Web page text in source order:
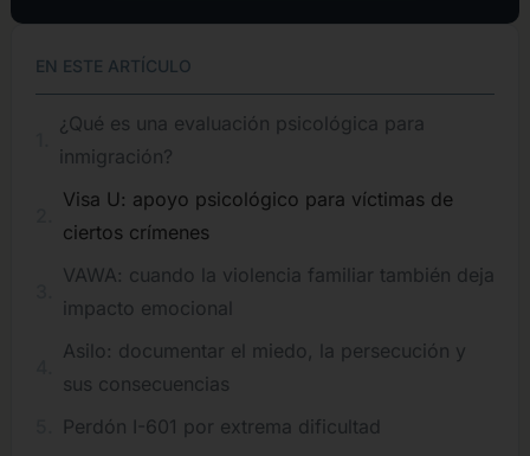
EN ESTE ARTÍCULO
¿Qué es una evaluación psicológica para
inmigración?
Visa U: apoyo psicológico para víctimas de
ciertos crímenes
VAWA: cuando la violencia familiar también deja
impacto emocional
Asilo: documentar el miedo, la persecución y
sus consecuencias
Perdón I-601 por extrema dificultad